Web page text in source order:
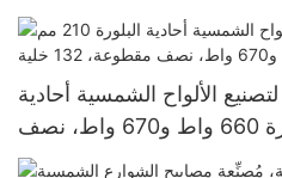
الألواح الشمسية أحادية
البلورة 210 مم بقدرة 660 واط و670 واط، نصف
مقطوعة، 132 خلية